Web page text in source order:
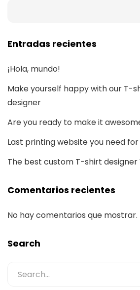
Entradas recientes
¡Hola, mundo!
Make yourself happy with our T-
designer
Are you ready to make it
Last printing website you need
The best custom T-shirt
Comentarios recientes
No hay comentarios que mostrar.
Search